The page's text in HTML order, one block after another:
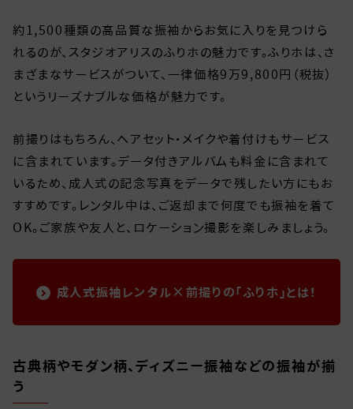
約1,500種類の高品質な振袖からお気に入りを見つけら
れるのが、スタジオアリスのふりホの魅力です。ふりホは、さ
まざまなサービスがついて、一律価格9万9,800円（税抜）
というリーズナブルな価格が魅力です。
前撮りはもちろん、ヘアセット・メイクや着付けもサービス
に含まれています。データ付きアルバムも料金に含まれて
いるため、成人式の記念写真をデータで残したい方にもお
すすめです。レンタル中は、ご返却まで何度でも振袖を着て
OK。ご家族や友人と、ロケーション撮影を楽しみましょう。
成人式振袖レンタル×前撮りの「ふりホ」とは！
古典柄やモダン柄、ディズニー振袖などの振袖が揃
う